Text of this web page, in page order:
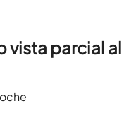
vista parcial al